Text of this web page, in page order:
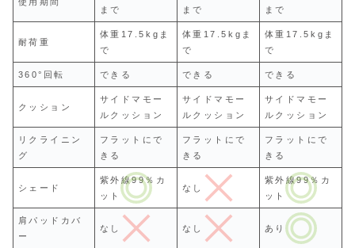
まで
まで
まで
耐荷重
体重17.5kgま
で
体重17.5kgま
で
体重17.5kgま
で
360°回転 できる できる できる
クッション
サイドマモー
ルクッション
サイドマモー
ルクッション
サイドマモー
ルクッション
リクライニン
グ
フラットにで
きる
フラットにで
きる
フラットにで
きる
シェード
紫外線99％カ
ット
なし
紫外線99％カ
ット
肩パッドカバ
ー
なし なし あり